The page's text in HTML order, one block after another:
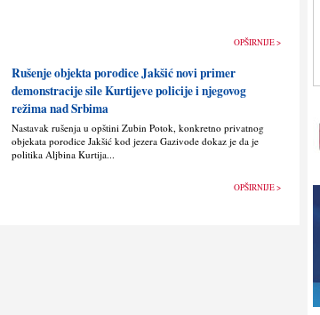
OPŠIRNIJE >
Rušenje objekta porodice Jakšić novi primer
demonstracije sile Kurtijeve policije i njegovog
režima nad Srbima
Nastavak rušenja u opštini Zubin Potok, konkretno privatnog
objekata porodice Jakšić kod jezera Gazivode dokaz je da je
politika Alјbina Kurtija...
OPŠIRNIJE >